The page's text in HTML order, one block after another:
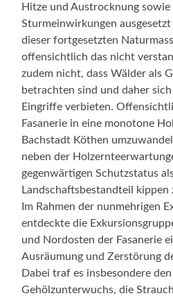
Hitze und Austrocknung
Sturmeinwirkungen
dieser fortgesetzten
offensichtlich das nicht
zudem nicht, dass Wälder als
betrachten sind und daher
Eingriffe verbieten.
Fasanerie in eine monotone
Bachstadt Köthen
neben der
gegenwärtigen Schutzstatus
Landschaftsbestandteil kippen
Im Rahmen der nunmehrigen
entdeckte die
und Nordosten der Fasanerie
Ausräumung und Zerstörung
Dabei traf es insbesondere den
Gehölzunterwuchs, die